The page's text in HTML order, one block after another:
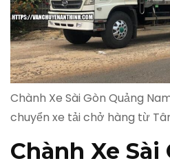
Chành Xe Sài Gòn Quảng
chuyển xe tải chở hàng từ
Chành Xe Sài